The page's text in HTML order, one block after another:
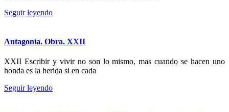
Seguir leyendo
Antagonía. Obra. XXII
XXII Escribir y vivir no son lo mismo, mas cuando se hacen uno
honda es la herida si en cada
Seguir leyendo